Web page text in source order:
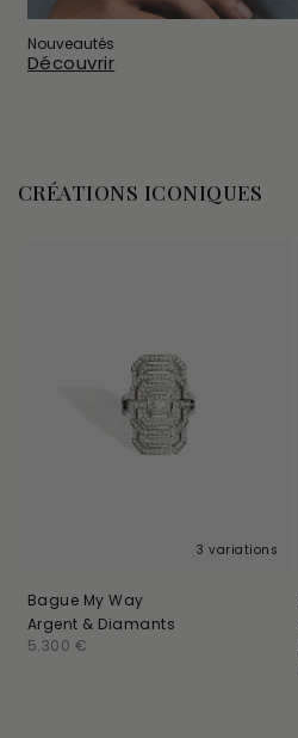
Nouveautés
Découvrir
CRÉATIONS ICONIQUES
3 variations
Bague My Way
Argent & Diamants
Prix
5.300 €